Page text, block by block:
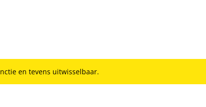
en tevens uitwisselbaar.